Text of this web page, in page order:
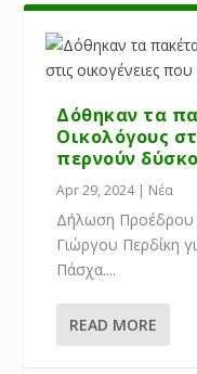
Δόθηκαν τα
Οικολόγους
περνούν
Apr 29, 2024| Νέα
Δήλωση Προέδρου
Γιώργου Περδίκη
Πάσχα....
READ MORE